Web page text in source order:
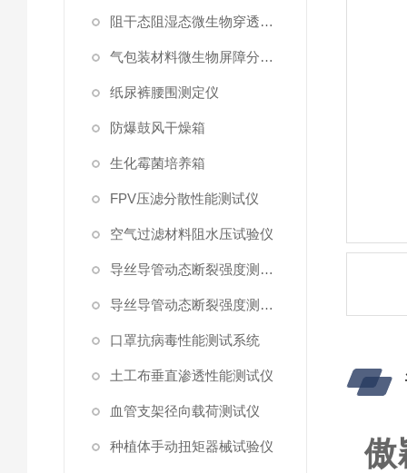
阻干态阻湿态微生物穿透性能测试仪
气包装材料微生物屏障分等试验仪
纸尿裤腰围测定仪
防爆鼓风干燥箱
生化霉菌培养箱
FPV压滤分散性能测试仪
空气过滤材料阻水压试验仪
导丝导管动态断裂强度测试仪 （峰值拉力）
导丝导管动态断裂强度测试仪
口罩抗病毒性能测试系统
土工布垂直渗透性能测试仪
血管支架径向载荷测试仪
种植体手动扭矩器械试验仪
傲